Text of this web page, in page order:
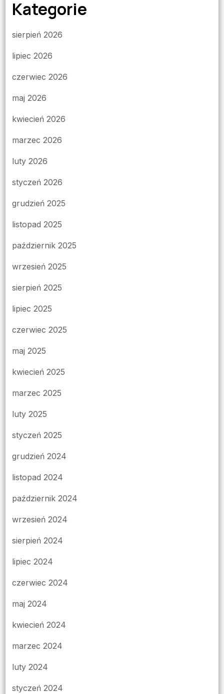
Kategorie
sierpień 2026
lipiec 2026
czerwiec 2026
maj 2026
kwiecień 2026
marzec 2026
luty 2026
styczeń 2026
grudzień 2025
listopad 2025
październik 2025
wrzesień 2025
sierpień 2025
lipiec 2025
czerwiec 2025
maj 2025
kwiecień 2025
marzec 2025
luty 2025
styczeń 2025
grudzień 2024
listopad 2024
październik 2024
wrzesień 2024
sierpień 2024
lipiec 2024
czerwiec 2024
maj 2024
kwiecień 2024
marzec 2024
luty 2024
styczeń 2024